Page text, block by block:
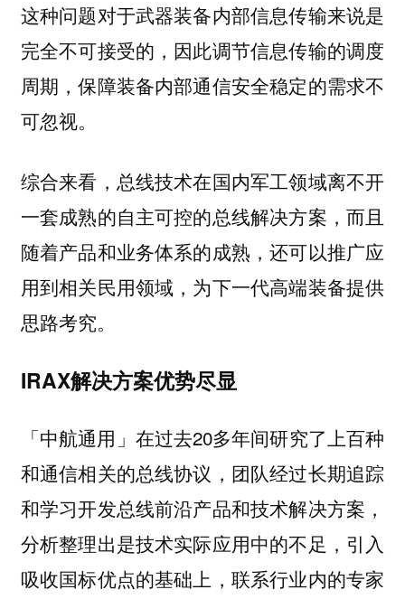
这种问题对于武器装备内部信息传输来说是
完全不可接受的，因此调节信息传输的调度
周期，保障装备内部通信安全稳定的需求不
可忽视。
综合来看，总线技术在国内军工领域离不开
一套成熟的自主可控的总线解决方案，而且
随着产品和业务体系的成熟，还可以推广应
用到相关民用领域，为下一代高端装备提供
思路考究。
IRAX解决方案优势尽显
「中航通用」在过去20多年间研究了上百种
和通信相关的总线协议，团队经过长期追踪
和学习开发总线前沿产品和技术解决方案，
分析整理出是技术实际应用中的不足，引入
吸收国标优点的基础上，联系行业内的专家